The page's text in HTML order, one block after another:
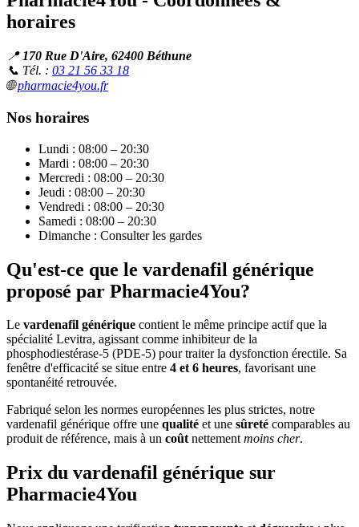
horaires
📍 170 Rue D'Aire, 62400 Béthune
📞 Tél. : 03 21 56 33 18
🌐pharmacie4you.fr
Nos horaires
Lundi : 08:00 – 20:30
Mardi : 08:00 – 20:30
Mercredi : 08:00 – 20:30
Jeudi : 08:00 – 20:30
Vendredi : 08:00 – 20:30
Samedi : 08:00 – 20:30
Dimanche : Consulter les gardes
Qu'est-ce que le vardenafil générique
proposé par Pharmacie4You?
Le vardenafil générique contient le même principe actif que la
spécialité Levitra, agissant comme inhibiteur de la
phosphodiestérase-5 (PDE-5) pour traiter la dysfonction érectile. Sa
fenêtre d'efficacité se situe entre 4 et 6 heures, favorisant une
spontanéité retrouvée.
Fabriqué selon les normes européennes les plus strictes, notre
vardenafil générique offre une qualité et une sûreté comparables au
produit de référence, mais à un coûtnettementmoins cher.
Prix du vardenafil générique sur
Pharmacie4You